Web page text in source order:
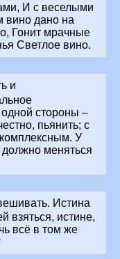
И с веселыми
вино дано на
Гонит мрачные
Светлое вино.
и
одной стороны –
пьянить; с
У
меняться
Истина
взяться, истине,
всё в том же